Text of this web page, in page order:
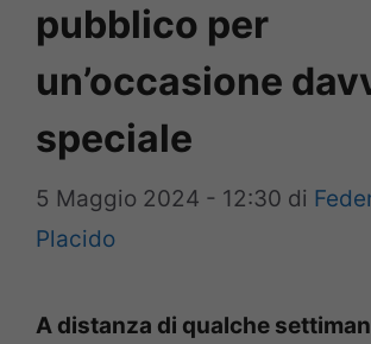
pubblico per
un’occasione
speciale
5 Maggio 2024 - 12:30 di
Placido
A distanza di qualche